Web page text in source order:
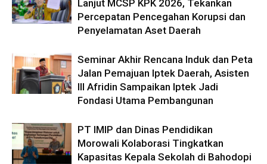
Lanjut MCSP KPK 2026, Tekankan
Percepatan Pencegahan Korupsi dan
Penyelamatan Aset Daerah
Seminar Akhir Rencana Induk dan Peta
Jalan Pemajuan Iptek Daerah, Asisten
III Afridin Sampaikan Iptek Jadi
Fondasi Utama Pembangunan
PT IMIP dan Dinas Pendidikan
Morowali Kolaborasi Tingkatkan
Kapasitas Kepala Sekolah di Bahodopi